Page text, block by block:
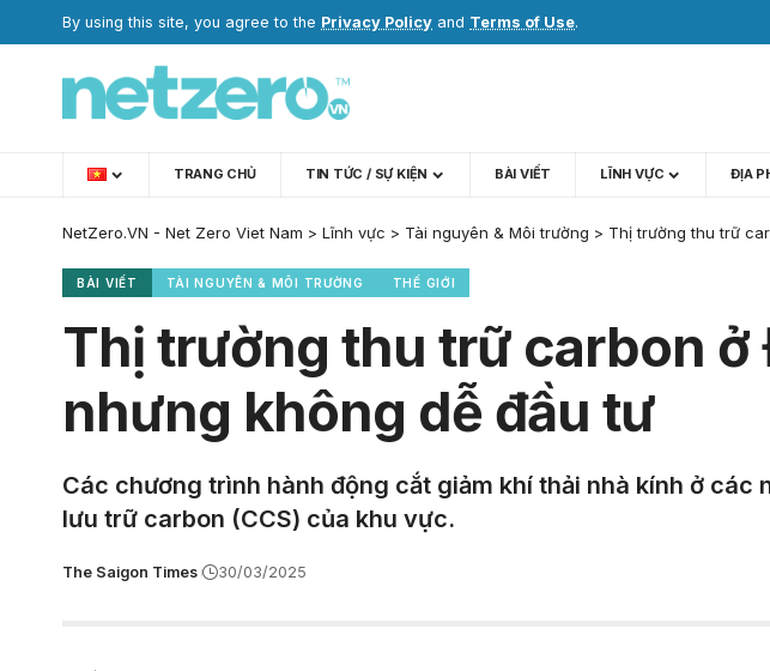
By using this site, you agree to the Privacy Policy and Terms of Use.
TRANG CHỦ TIN TỨC / SỰ KIỆN BÀI VIẾT LĨNH VỰC ĐỊA
NetZero.VN - Net Zero Viet Nam > Lĩnh vực > Tài nguyên & Môi trường > Thị trường thu trữ
BÀI VIẾT TÀI NGUYÊN & MÔI TRƯỜNG THẾ GIỚI
Thị trường thu trữ carbon ở
nhưng không dễ đầu tư
Các chương trình hành động cắt giảm khí thải nhà kính ở
lưu trữ carbon (CCS) của khu vực.
The Saigon Times 30/03/2025